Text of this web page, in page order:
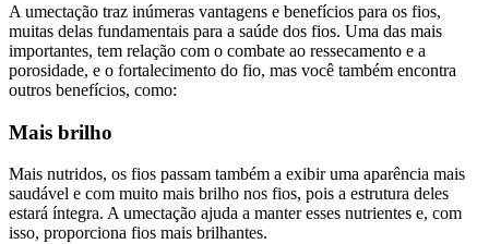
A umectação traz inúmeras vantagens e benefícios para os fios,
muitas delas fundamentais para a saúde dos fios. Uma das mais
importantes, tem relação com o combate ao ressecamento e a
porosidade, e o fortalecimento do fio, mas você também encontra
outros benefícios, como:
Mais brilho
Mais nutridos, os fios passam também a exibir uma aparência mais
saudável e com muito mais brilho nos fios, pois a estrutura deles
estará íntegra. A umectação ajuda a manter esses nutrientes e, com
isso, proporciona fios mais brilhantes.